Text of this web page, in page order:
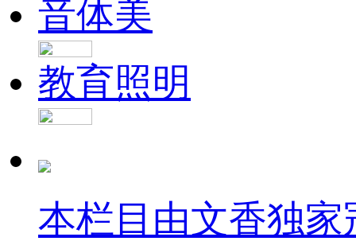
音体美
教育照明
本栏目由文香独家